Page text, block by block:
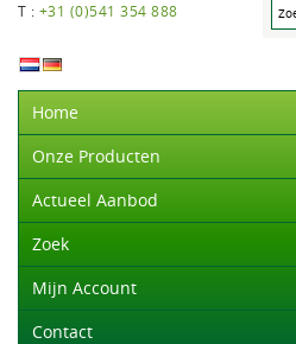
T : +31 (0)541 354 888
Home
Onze Producten
Actueel Aanbod
Zoek
Mijn Account
Contact